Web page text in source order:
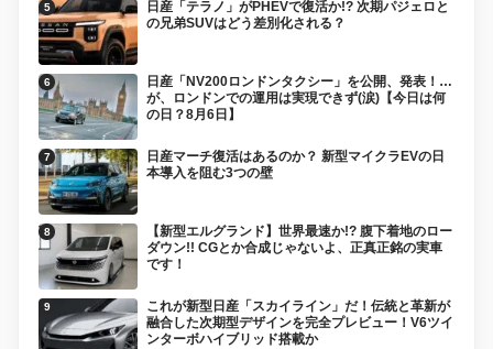
日産「テラノ」がPHEVで復活か!? 次期パジェロと
の兄弟SUVはどう差別化される？
日産「NV200ロンドンタクシー」を公開、発表！…
が、ロンドンでの運用は実現できず(涙)【今日は何
の日？8月6日】
日産マーチ復活はあるのか？ 新型マイクラEVの日
本導入を阻む3つの壁
【新型エルグランド】世界最速か!? 腹下着地のロー
ダウン!! CGとか合成じゃないよ、正真正銘の実車
です！
これが新型日産「スカイライン」だ！伝統と革新が
融合した次期型デザインを完全プレビュー！V6ツイ
ンターボハイブリッド搭載か